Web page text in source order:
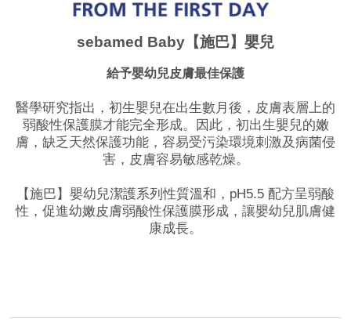
sebamed Baby【施巴】嬰兒
給予嬰幼兒皮膚最佳保護
醫學研究指出，初生嬰兒在出生數月後，皮膚表層上的
弱酸性保護膜才能完全形成。因此，初出生嬰兒的嫩
膚，缺乏天然保護功能，容易受污染環境刺激及病菌侵
害，皮膚容易敏感乾燥。
【施巴】嬰幼兒潔護系列性質溫和，pH5.5 配方呈弱酸
性，促進幼嫩皮膚弱酸性保護膜形成，讓嬰幼兒肌膚健
康成長。